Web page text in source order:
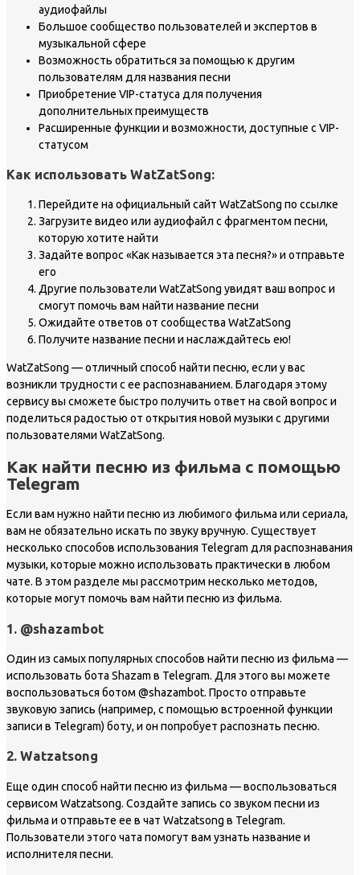
аудиофайлы
Большое сообщество пользователей и экспертов в
музыкальной сфере
Возможность обратиться за помощью к другим
пользователям для названия песни
Приобретение VIP-статуса для получения
дополнительных преимуществ
Расширенные функции и возможности, доступные с VIP-
статусом
Как использовать WatZatSong:
Перейдите на официальный сайт WatZatSong по ссылке
Загрузите видео или аудиофайл с фрагментом песни,
которую хотите найти
Задайте вопрос «Как называется эта песня?» и отправьте
его
Другие пользователи WatZatSong увидят ваш вопрос и
смогут помочь вам найти название песни
Ожидайте ответов от сообщества WatZatSong
Получите название песни и наслаждайтесь ею!
WatZatSong — отличный способ найти песню, если у вас
возникли трудности с ее распознаванием. Благодаря этому
сервису вы сможете быстро получить ответ на свой вопрос и
поделиться радостью от открытия новой музыки с другими
пользователями WatZatSong.
Как найти песню из фильма с помощью
Telegram
Если вам нужно найти песню из любимого фильма или сериала,
вам не обязательно искать по звуку вручную. Существует
несколько способов использования Telegram для распознавания
музыки, которые можно использовать практически в любом
чате. В этом разделе мы рассмотрим несколько методов,
которые могут помочь вам найти песню из фильма.
1. @shazambot
Один из самых популярных способов найти песню из фильма —
использовать бота Shazam в Telegram. Для этого вы можете
воспользоваться ботом @shazambot. Просто отправьте
звуковую запись (например, с помощью встроенной функции
записи в Telegram) боту, и он попробует распознать песню.
2. Watzatsong
Еще один способ найти песню из фильма — воспользоваться
сервисом Watzatsong. Создайте запись со звуком песни из
фильма и отправьте ее в чат Watzatsong в Telegram.
Пользователи этого чата помогут вам узнать название и
исполнителя песни.